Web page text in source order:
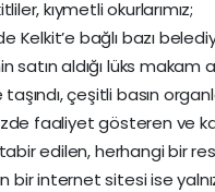
kıymetli okurlarımız;
Kelkit’e bağlı bazı
satın aldığı lüks makam
çeşitli basın
faaliyet gösteren ve
edilen, herhangi bir
bir internet sitesi ise